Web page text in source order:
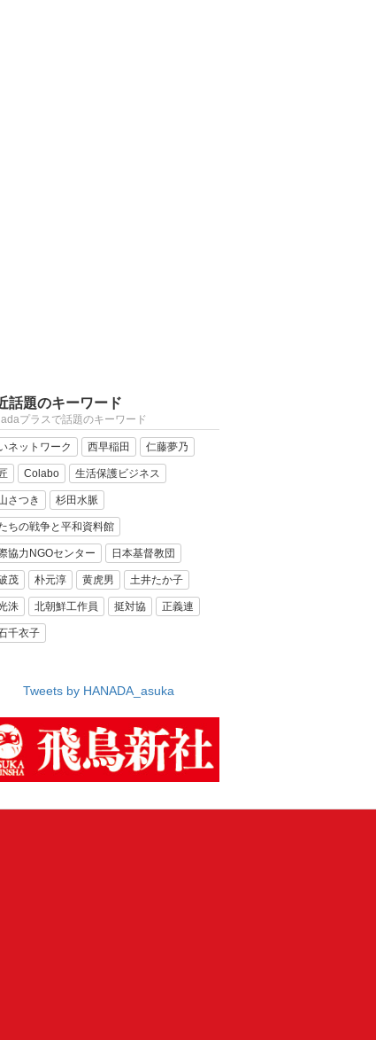
話題のキーワード
プラスで話題のキーワード
ネットワーク 西早稲田 仁藤夢乃
Colabo 生活保護ビジネス
さつき 杉田水脈
ちの戦争と平和資料館
協力NGOセンター 日本基督教団
茂 朴元淳 黄虎男 土井たか子
洙 北朝鮮工作員 挺対協 正義連
千衣子
Tweets by HANADA_asuka